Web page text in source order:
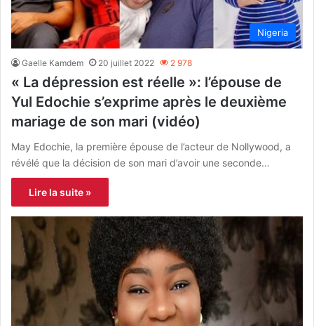
Nigeria
Gaelle Kamdem 20 juillet 2022 2 978
« La dépression est réelle »: l’épouse de
Yul Edochie s’exprime après le deuxième
mariage de son mari (vidéo)
May Edochie, la première épouse de l’acteur de Nollywood, a
révélé que la décision de son mari d’avoir une seconde…
Lire la suite »